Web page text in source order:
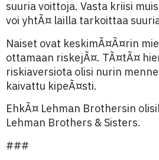
suuria voittoja. Vasta kriisi
voi yhtÃ¤ lailla tarkoittaa
Naiset ovat keskimÃ¤Ã¤rin
ottamaan riskejÃ¤. TÃ¤tÃ¤
riskiaversiota olisi nurin
kaivattu kipeÃ¤sti.
EhkÃ¤ Lehman Brothersin
Lehman Brothers & Sisters.
###